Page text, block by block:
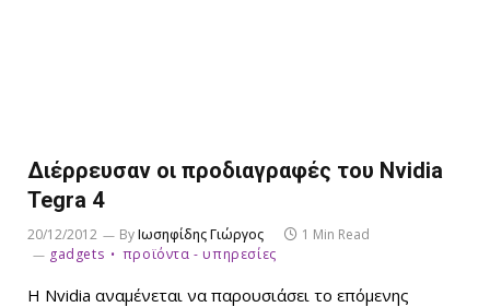
Διέρρευσαν οι προδιαγραφές του Nvidia
Tegra 4
20/12/2012 ByΙωσηφίδης Γιώργος
1 Min Read
gadgets
προϊόντα - υπηρεσίες
H Nvidia αναμένεται να παρουσιάσει το επόμενης